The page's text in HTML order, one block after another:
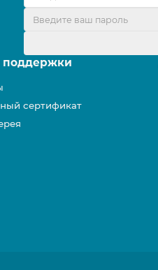
поддержки
сертификат